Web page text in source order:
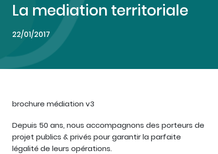
La mediation territoriale
22/01/2017
brochure médiation v3
Depuis 50 ans, nous accompagnons des porteurs de
projet publics & privés pour garantir la parfaite
légalité de leurs opérations.